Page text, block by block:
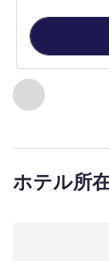
前に戻る - 客
3ページ中
ホテル所